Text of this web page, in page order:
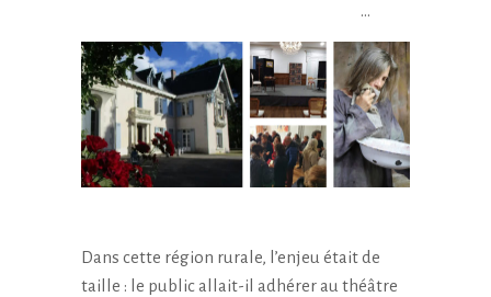
…
Dans cette région rurale, l’enjeu était de
taille : le public allait-il adhérer au théâtre